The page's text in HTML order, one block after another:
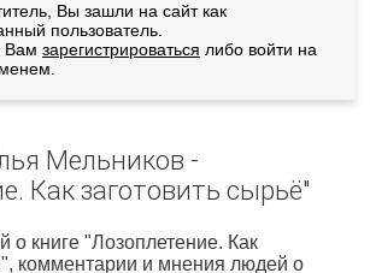
Вы зашли на сайт как
пользователь.
Вам зарегистрироваться либо войти на
Мельников -
Как заготовить сырьё"
о книге "Лозоплетение. Как
комментарии и мнения людей о